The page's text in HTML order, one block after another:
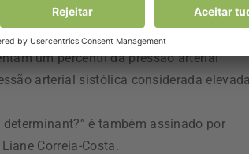
um percentil da pressão arterial
arterial sistólica considerada
é também assinado por
Correia-Costa.